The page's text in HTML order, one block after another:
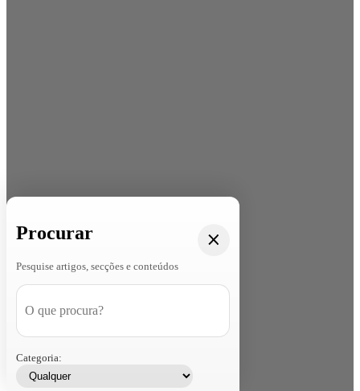
Procurar
Pesquise artigos, secções e conteúdos
Categoria: